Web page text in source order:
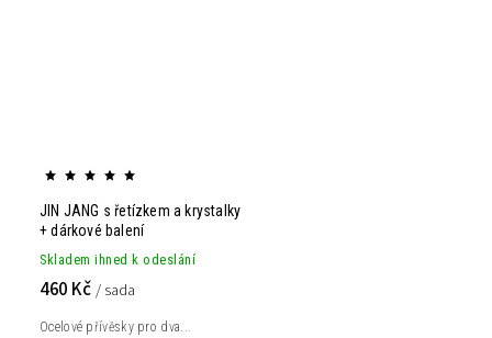
JIN JANG s řetízkem a krystalky
+ dárkové balení
Skladem ihned k odeslání
460 Kč / sada
Ocelové přívěsky pro dva...